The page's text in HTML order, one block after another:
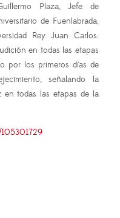
Plaza, Jefe de
de Fuenlabrada,
Rey Juan Carlos.
en todas las etapas
por los primeros días de
señalando la
todas las etapas de la